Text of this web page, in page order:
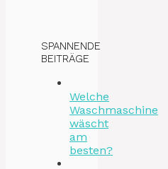
SPANNENDE
BEITRÄGE
Welche
Waschmaschine
wäscht
am
besten?